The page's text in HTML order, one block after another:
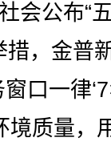
公布“
措，金普
口一律
境质量，